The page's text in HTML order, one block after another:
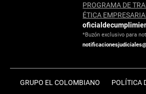
PROGRAMA DE
ÉTICA
*Buzón exclusivo para
GRUPO EL COLOMBIANO POLÍTICA